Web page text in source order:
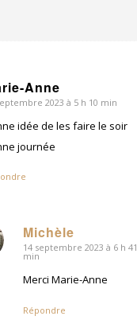
Anne
2023 à 5 h 10 min
idée de les faire le soir
journée
Michèle
dit
14 septembre 2023 à 6 h 41
min
Merci Marie-Anne
Répondre